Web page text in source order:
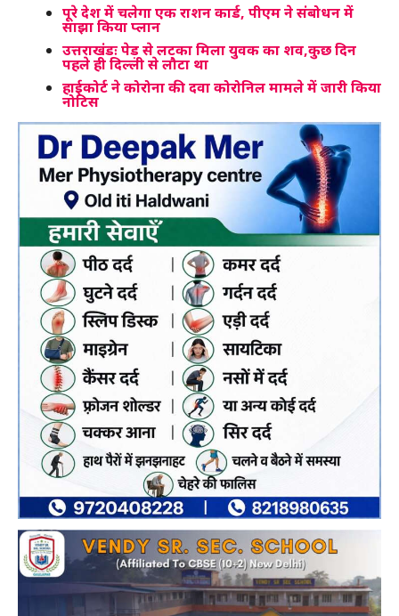
पूरे देश में चलेगा एक राशन कार्ड, पीएम ने संबोधन में
साझा किया प्लान
उत्तराखंडः पेड़ से लटका मिला युवक का शव,कुछ दिन
पहले ही दिल्ली से लौटा था
हाईकोर्ट ने कोरोना की दवा कोरोन‍िल मामले में जारी किया
नोटिस